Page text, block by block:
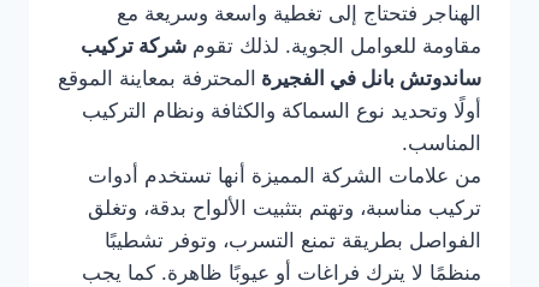
الهناجر فتحتاج إلى تغطية واسعة وسريعة مع
مقاومة للعوامل الجوية. لذلك تقوم شركة تركيب
ساندوتش بانل في الفجيرة المحترفة بمعاينة الموقع
أولًا وتحديد نوع السماكة والكثافة ونظام التركيب
المناسب.
من علامات الشركة المميزة أنها تستخدم أدوات
تركيب مناسبة، وتهتم بتثبيت الألواح بدقة، وتغلق
الفواصل بطريقة تمنع التسرب، وتوفر تشطيبًا
منظمًا لا يترك فراغات أو عيوبًا ظاهرة. كما يجب